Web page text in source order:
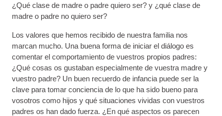
¿Qué clase de madre o padre quiero ser? y ¿qué clase de
madre o padre no quiero ser?
Los valores que hemos recibido de nuestra familia nos
marcan mucho. Una buena forma de iniciar el diálogo es
comentar el comportamiento de vuestros propios padres:
¿Qué cosas os gustaban especialmente de vuestra madre y
vuestro padre? Un buen recuerdo de infancia puede ser la
clave para tomar conciencia de lo que ha sido bueno para
vosotros como hijos y qué situaciones vividas con vuestros
padres os han dado fuerza. ¿En qué aspectos os parecen